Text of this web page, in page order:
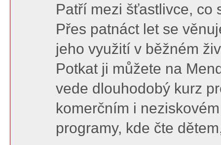
Patří mezi šťastlivce, co
Přes patnáct let se
jeho využití v běžném
Potkat ji můžete na
vede dlouhodobý kurz
komerčním i
programy, kde čte